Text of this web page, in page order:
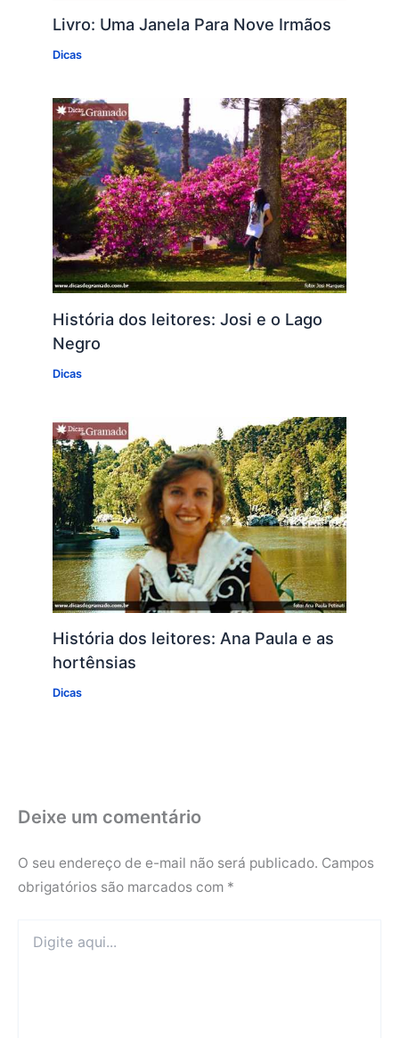
Livro: Uma Janela Para Nove Irmãos
Dicas
História dos leitores: Josi e o Lago
Negro
Dicas
História dos leitores: Ana Paula e as
hortênsias
Dicas
Deixe um comentário
O seu endereço de e-mail não será publicado. Campos
obrigatórios são marcados com *
aqui...